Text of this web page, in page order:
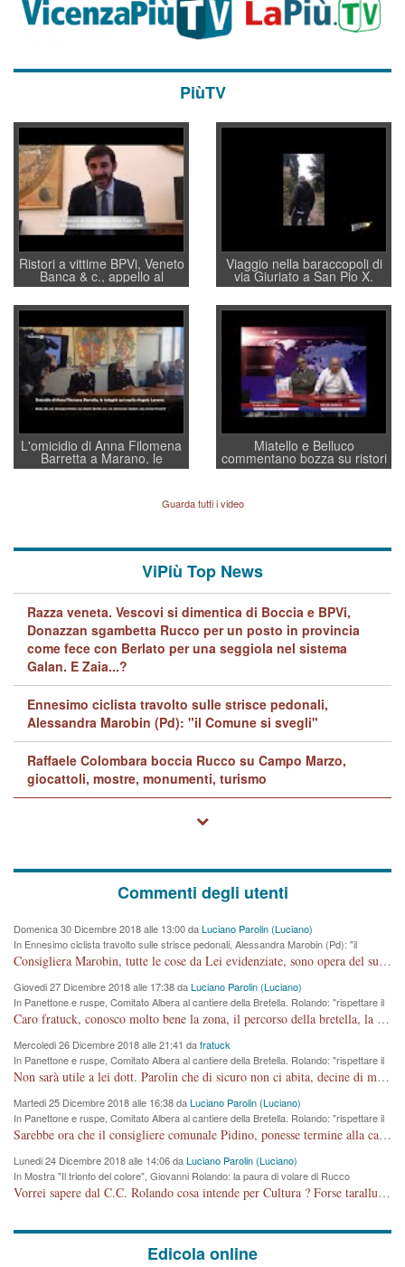
PiùTV
Ristori a vittime BPVi, Veneto
Banca & c., appello al
sottosegretario Alessio
Villarosa: per mettere ordine
convochi con Di Maio CNCU
a supporto della cabina di
regia al Mef
Viaggio nella baraccopoli di
via Giuriato a San Pio X.
Vicenza ai Vicentini: “faremo
un regalo di Natale ai
residenti”
L'omicidio di Anna Filomena
Barretta a Marano, le
indagini dei carabinieri di
Lavarra: più avvincenti di
quelle di... Barbara D'Urso
Miatello e Belluco
commentano bozza su ristori
BPVi e Veneto Banca
Guarda tutti i video
ViPiù Top News
Razza veneta. Vescovi si dimentica di Boccia e BPVi,
Donazzan sgambetta Rucco per un posto in provincia
come fece con Berlato per una seggiola nel sistema
Galan. E Zaia...?
Ennesimo ciclista travolto sulle strisce pedonali,
Alessandra Marobin (Pd): "il Comune si svegli"
Raffaele Colombara boccia Rucco su Campo Marzo,
giocattoli, mostre, monumenti, turismo
Commenti degli utenti
Domenica 30 Dicembre 2018 alle 13:00 daLuciano Parolin (Luciano)
In Ennesimo ciclista travolto sulle strisce pedonali, Alessandra Marobin (Pd): "il
Comune si svegli"
Consigliera Marobin, tutte le cose da Lei evidenziate, sono opera del suo ex Assessore e compagno di Partito Antonio Marco Dalla Pozza Assessore alla "progettazione" di piste ciclabili e altre porcherie. A lui manderei il conto da saldare per incidenti e danni alle persone. E' ora che "finiamola." Avete perso rassegnatevi. qui IL SINDACO RUCCO NON C'ENTRA PER NIENTE. CAPITO!!!!!!!! Amen.
Giovedi 27 Dicembre 2018 alle 17:38 daLuciano Parolin (Luciano)
In Panettone e ruspe, Comitato Albera al cantiere della Bretella. Rolando: "rispettare il
cronoprogramma"
Caro fratuck, conosco molto bene la zona, il percorso della bretella, la situazione dei cittadini, abito in Viale Trento. A partire dal 2003 ho partecipato al Comitato di Maddalene pro bretella, e a riunioni propositive per apportare modifiche al progetto. Numerose mie foto del territorio sono arrivate a Roma, altri miei interventi (non graditi dalla Sx) sono stati pubblicati dal GdV, assieme ad altri come Ciro Asproso, ora favorevole alla bretella. Ho partecipato alla raccolta firme per la chiusura della strada x 5 giorni eseguita dal Sindaco Hullwech per sforamento 180 Micro/g. Pertanto come impegno per la tematica sono apposto con la coscienza. Ora il Progetto è partito, fine! Voglio dire che la nuova Giunta "comunale" non c'entra più. L'opera sarà "malauguratamente" eseguita, ma non con il mio placet. Il Consigliere Comunale dovrebbe capire che la campagna elettorale è finita, con buona pace di tutti. Quello che invece dovrebbe interessare è la proprietà della strada, dall'uscita autostradale Ovest, sino alla Rotatoria dell'Albara, vi sono tre possessori: Autostrade SpA; La Provincia, il Comune. Come la mettiamo per il futuro ? I costi, da 50 sono saliti a 100 milioni di € come dire 20 milioni a KM (!) da non credere. Comunque si farà. Ma nessuno canti Vittoria, anzi meglio non farne un ulteriore fatto "partitico" per questioni elettorali o di seggio. Se mi manda la sua mail, sono disponibile ad inviare i documenti e le foto sopra descritte. Con ossequi, Luciano Parolin
Mercoledi 26 Dicembre 2018 alle 21:41 dafratuck
In Panettone e ruspe, Comitato Albera al cantiere della Bretella. Rolando: "rispettare il
cronoprogramma"
Non sarà utile a lei dott. Parolin che di sicuro non ci abita, decine di migliaia di TIR, automobili e padroncini che passano quotidianamente per una strada appena rotabile, non è più possibile stendere i panni, attraversare la strada senza rischiare la morte, le case stanno crepando, i tempi sono cambiati e la bretella non passerà assolutamente per maddalene (ma cosa sta a dire?!), dia invece responsabilità a chi ha costruito tagliando la strada che doveva invece terminare a isola vicentina e non al moracchino lasciando Motta di Costabissara ancora in panne di traffico. I tempi sono cambiati dottore e se l'anagrafe della vita stagna nell'essere umano impressioni conservatrici, la società non le considera perchè va avanti, si industrializza e ha bisogno di infrastrutture e di sviluppo. Ultima considerazione, se è geloso di Rolando perchè vede in lui solo campagne politiche mentre si difendono i SOLI diritti dei cittadini, la preghiamo faccia considerazioni più appropriate. Saluti e complimenti per i suoi scritti.
Martedi 25 Dicembre 2018 alle 16:38 daLuciano Parolin (Luciano)
In Panettone e ruspe, Comitato Albera al cantiere della Bretella. Rolando: "rispettare il
cronoprogramma"
Sarebbe ora che il consigliere comunale Pidino, ponesse termine alla campagna elettorale nel territorio del suo seggio Villaggio del Sole. La tiraca è iniziata, distruggerà 6 km di prateria ovest della città, ricca di fonti e sorgenti d'acqua. I cittadini di Maddalene non avranno più Pace la notte. Molta colpa per la costruzione di questa Strada è proprio del signor Rolando,dei suoi gazebo mobili e che vuol far passare questa opera VANDALICA come progetto "utile" a chi ? Non è cosa seria sig. Rolando!
Lunedi 24 Dicembre 2018 alle 14:06 daLuciano Parolin (Luciano)
In Mostra "Il trionfo del colore", Giovanni Rolando: la paura di volare di Rucco
Vorrei sapere dal C.C. Rolando cosa intende per Cultura ? Forse tarallucci, vino e sagre, o spaghetti tricolori del PD ? Il continuo (s)parlare della mostra a Palazzo Chiericati caro consigliere DANNEGGIA FORTEMENTE l'immagine della città TUTTA e fa deviare i consensi che in RUSSIA (badi bene ex U.R.S.S.) sono ECCELLENTI. A livello artistico l'evento è di alta Valenza culturale, COMPITO di Tutta la Cittadinanza fare il possibile per propagandare l'iniziativa senza farne UN CASO PARTITICO come fa Lei da sempre. Meno Gazebo + Partecipazione! E così sia. Amen.
Edicola online